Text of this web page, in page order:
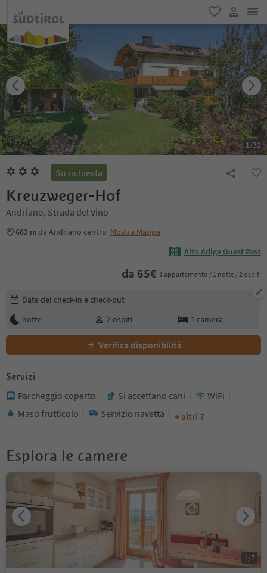
favoriti
user link
1/31
Su richiesta
Kreuzweger-Hof
Andriano, Strada del Vino
683 m da Andriano centro Mostra Mappa
Alto Adige Guest Pass
da 65€ 1 appartamento / 1 notte / 2 ospiti
Modifica i dettagli della prenotazione
Date del check-in e check-out
notte
2 ospiti 1 camera
Verifica disponibilità
Servizi
Parcheggio coperto Si accettano cani
WiFi
Maso frutticolo
Servizio navetta + altri 7
Esplora le camere
1 /7